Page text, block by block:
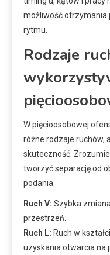
możliwość otrzymania
rytmu.
Rodzaje
W pięcioosobowej
różne rodzaje ruchów,
skuteczność.
tworzyć separację od
podania.
Ruch V: Szybka
przestrzeń.
Ruch L: Ruch w
uzyskania otwarcia na